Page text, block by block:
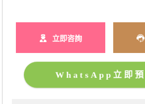
立即咨詢
WhatsApp立即預